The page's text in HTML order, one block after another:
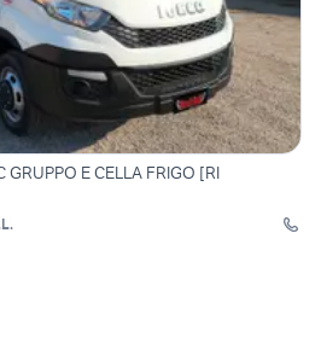
GRUPPO E CELLA FRIGO [RI